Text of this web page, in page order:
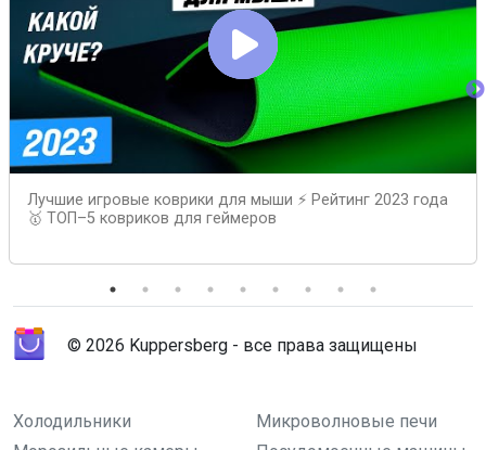
Лучшие игровые коврики для мыши ⚡️ Рейтинг 2023 года
🥇 ТОП–5 ковриков для геймеров
© 2026 Kuppersberg - все права защищены
Холодильники
Микроволновые печи